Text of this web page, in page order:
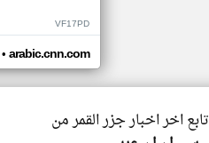
VF17PD
• arabic.cnn.com
تابع اخر اخبار جزر القمر من